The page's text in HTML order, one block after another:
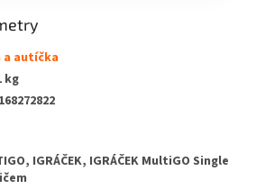
a autíčka
kg
IGRÁČEK, IGRÁČEK MultiGO Single